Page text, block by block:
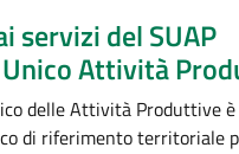
servizi del SUAP
Attività
delle Attività Produttive
di riferimento territoriale